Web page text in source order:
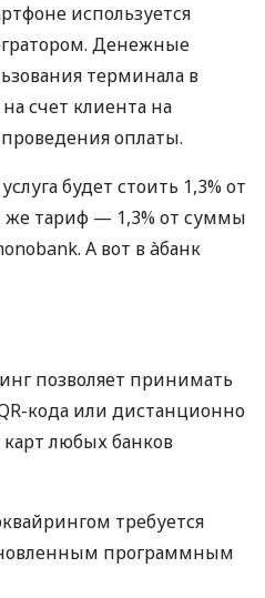
используется
Денежные
терминала в
счет клиента на
оплаты.
будет стоить 1,3% от
тариф — 1,3% от суммы
А вот в àбанк
позволяет принимать
кода или дистанционно
карт любых банков
требуется
программным